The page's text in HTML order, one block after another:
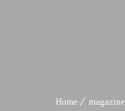
Home magazine